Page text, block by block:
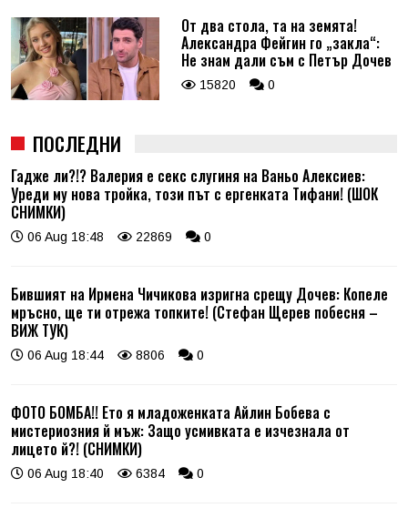
От два стола, та на земята!
Александра Фейгин го „закла“:
Не знам дали съм с Петър Дочев
15820 0
ПОСЛЕДНИ
Гадже ли?!? Валерия е секс слугиня на Ваньо Алексиев:
Уреди му нова тройка, този път с ергенката Тифани! (ШОК
СНИМКИ)
06 Aug 18:48 22869 0
Бившият на Ирмена Чичикова изригна срещу Дочев: Копеле
мръсно, ще ти отрежа топките! (Стефан Щерев побесня –
ВИЖ ТУК)
06 Aug 18:44 8806 0
ФОТО БОМБА!! Ето я младоженката Айлин Бобева с
мистериозния й мъж: Защо усмивката е изчезнала от
лицето й?! (СНИМКИ)
06 Aug 18:40 6384 0